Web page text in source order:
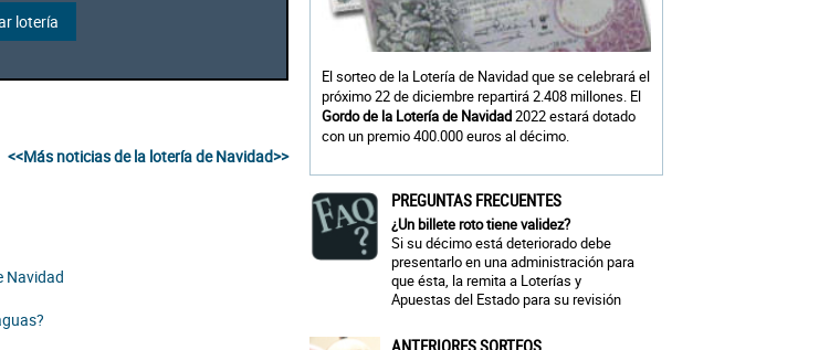
<<Más noticias de la lotería de Navidad>>
Navidad
El sorteo de la Lotería de Navidad que se celebrará el
próximo 22 de diciembre repartirá 2.408 millones. El
Gordo de la Lotería de Navidad2022 estará dotado
con un premio 400.000 euros al décimo.
PREGUNTAS FRECUENTES
¿Un billete roto tiene validez?
Si su décimo está deteriorado debe
presentarlo en una administración para
que ésta, la remita a Loterías y
Apuestas del Estado para su revisión
ANTERIORES SORTEOS